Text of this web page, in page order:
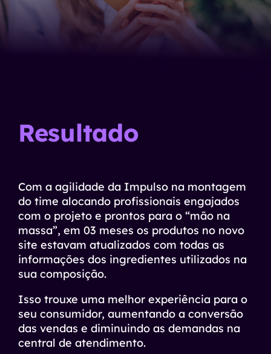
Resultado
Com a agilidade da Impulso na montagem
do time alocando profissionais engajados
com o projeto e prontos para o “mão na
massa”, em 03 meses os produtos no novo
site estavam atualizados com todas as
informações dos ingredientes utilizados na
sua composição.
Isso trouxe uma melhor experiência para o
seu consumidor, aumentando a conversão
das vendas e diminuindo as demandas na
central de atendimento.